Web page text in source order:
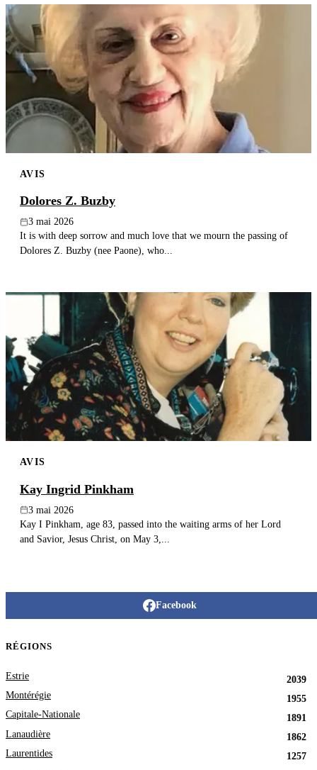
AVIS
Dolores Z. Buzby
3 mai 2026
It is with deep sorrow and much love that we mourn the passing of
Dolores Z. Buzby (nee Paone), who...
AVIS
Kay Ingrid Pinkham
3 mai 2026
Kay I Pinkham, age 83, passed into the waiting arms of her Lord
and Savior, Jesus Christ, on May 3,...
Facebook
RÉGIONS
Estrie
2039
Montérégie
1955
Capitale-Nationale
1891
Lanaudière
1862
Laurentides
1257